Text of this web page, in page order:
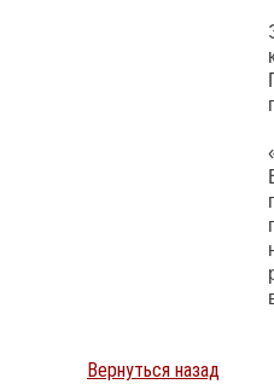
Вернуться назад